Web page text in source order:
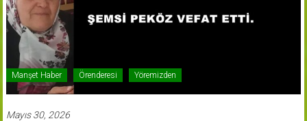
Manşet Haber Örenderesi Yöremizden
Mayıs 30, 2026